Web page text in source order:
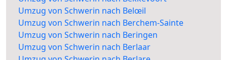
Umzug von Schwerin nach Belœil
Umzug von Schwerin nach Berchem-Sainte
Umzug von Schwerin nach Beringen
Umzug von Schwerin nach Berlaar